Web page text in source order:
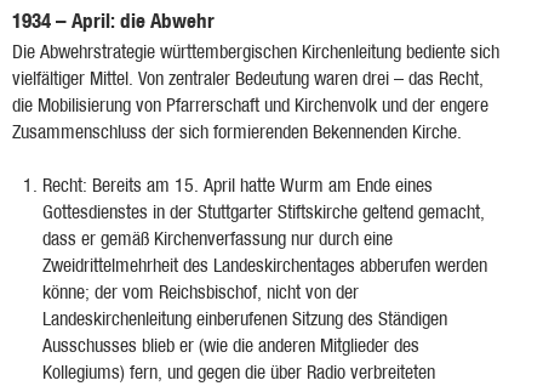
1934 – April: die Abwehr
Die Abwehrstrategie württembergischen Kirchenleitung bediente sich
vielfältiger Mittel. Von zentraler Bedeutung waren drei – das Recht,
die Mobilisierung von Pfarrerschaft und Kirchenvolk und der engere
Zusammenschluss der sich formierenden Bekennenden Kirche.
Recht: Bereits am 15. April hatte Wurm am Ende eines
Gottesdienstes in der Stuttgarter Stiftskirche geltend gemacht,
dass er gemäß Kirchenverfassung nur durch eine
Zweidrittelmehrheit des Landeskirchentages abberufen werden
könne; der vom Reichsbischof, nicht von der
Landeskirchenleitung einberufenen Sitzung des Ständigen
Ausschusses blieb er (wie die anderen Mitglieder des
Kollegiums) fern, und gegen die über Radio verbreiteten